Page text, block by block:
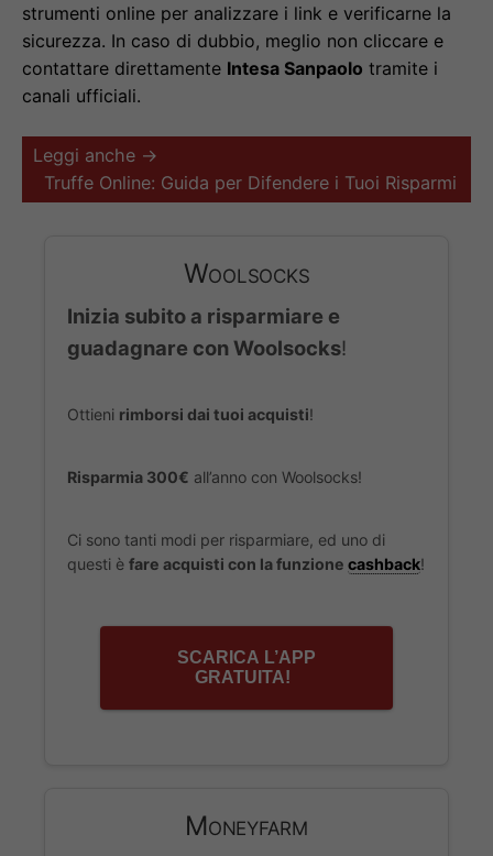
strumenti online per analizzare i link e verificarne la
sicurezza. In caso di dubbio, meglio non cliccare e
contattare direttamente Intesa Sanpaolo tramite i
canali ufficiali.
Leggi anche →
Truffe Online: Guida per Difendere i Tuoi Risparmi
Woolsocks
Inizia subito a risparmiare e
guadagnare con Woolsocks!
Ottieni rimborsi dai tuoi acquisti!
Risparmia 300€ all’anno con Woolsocks!
Ci sono tanti modi per risparmiare, ed uno di
questi è fare acquisti con la funzione cashback!
SCARICA L’APP
GRATUITA!
Moneyfarm